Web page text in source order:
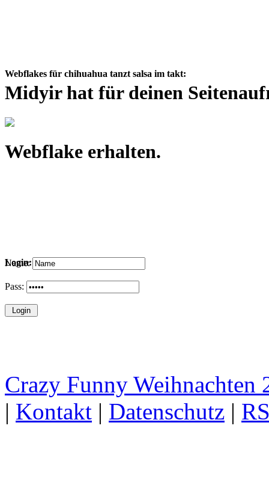
Webflakes für chihuahua tanzt salsa im takt:
Midyir hat für deinen
Webflake erhalten.
Login:
Name:
Pass:
Crazy Funny Weihnachten
| Kontakt | Datenschutz |